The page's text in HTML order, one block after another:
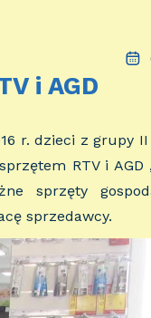
i AGD
r. dzieci z grupy
RTV i AGD
sprzęty
sprzedawcy.